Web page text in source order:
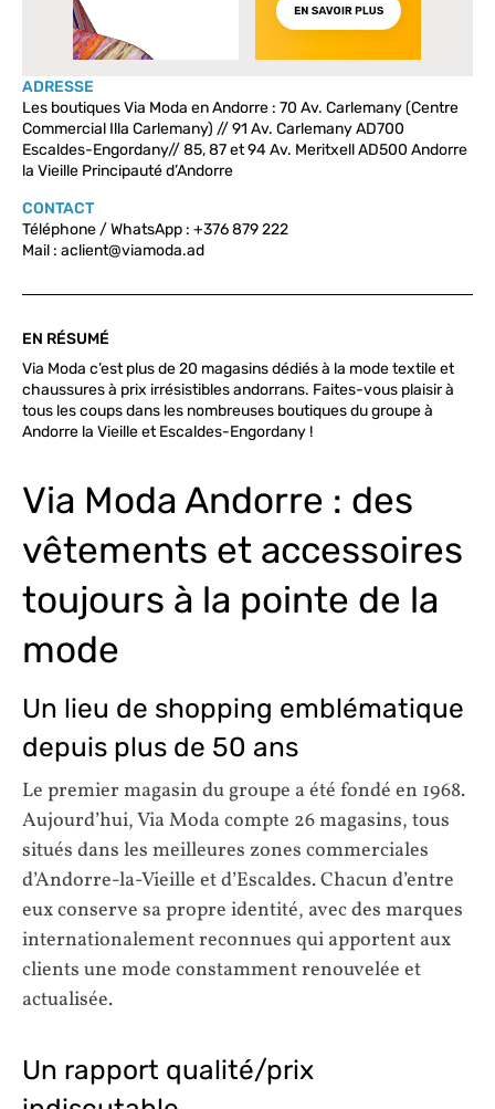
Via Moda Andorre : des
vêtements et accessoires
toujours à la pointe de la
mode
Un lieu de shopping emblématique
depuis plus de 50 ans
Le premier magasin du groupe a été fondé en 1968.
Aujourd’hui, Via Moda compte 26 magasins, tous
situés dans les meilleures zones commerciales
d’Andorre-la-Vieille et d’Escaldes. Chacun d’entre
eux conserve sa propre identité, avec des marques
internationalement reconnues qui apportent aux
clients une mode constamment renouvelée et
actualisée.
Un rapport qualité/prix
ADRESSE
Les boutiques Via Moda en Andorre : 70 Av. Carlemany (Centre
Commercial Illa Carlemany) // 91 Av. Carlemany AD700
Escaldes-Engordany// 85, 87 et 94 Av. Meritxell AD500 Andorre
la Vieille Principauté d’Andorre
CONTACT
Téléphone / WhatsApp : +376 879 222
Mail : aclient@viamoda.ad
EN RÉSUMÉ
Via Moda c’est plus de 20 magasins dédiés à la mode textile et
chaussures à prix irrésistibles andorrans. Faites-vous plaisir à
tous les coups dans les nombreuses boutiques du groupe à
Andorre la Vieille et Escaldes-Engordany !